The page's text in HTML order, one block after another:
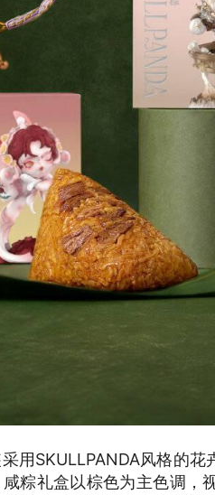
用SKULLPANDA风格的
粽礼盒以棕色为主色调，